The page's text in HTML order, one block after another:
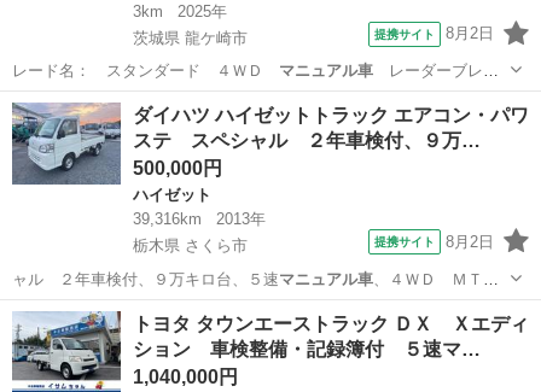
3km
2025年
茨城県 龍ケ崎市
提携サイト 8月2日
レード名： スタンダード ４ＷＤ マニュアル車レーダーブレー
キ アイドリングス…
茨城 龍ケ崎市 ハイゼット
ダイハツ ハイゼットトラック エアコン・パワ
ステ スペシャル ２年車検付、９万…
500,000円
ハイゼット
39,316km
2013年
栃木県 さくら市
提携サイト 8月2日
ャル ２年車検付、９万キロ台、５速マニュアル車、４ＷＤ ＭＴ
エアコン，ドアバイ…
栃木 さくら市 ハイゼット
トヨタ タウンエーストラック ＤＸ Ｘエディ
ション 車検整備・記録簿付 ５速マ…
1,040,000円